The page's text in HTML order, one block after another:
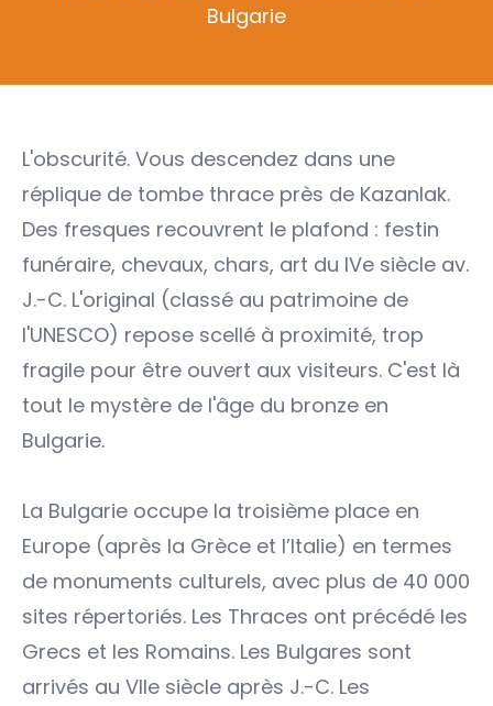
Bulgarie
L'obscurité. Vous descendez dans une
réplique de tombe thrace près de Kazanlak.
Des fresques recouvrent le plafond : festin
funéraire, chevaux, chars, art du IVe siècle av.
J.-C. L'original (classé au patrimoine de
l'UNESCO) repose scellé à proximité, trop
fragile pour être ouvert aux visiteurs. C'est là
tout le mystère de l'âge du bronze en
Bulgarie.
La Bulgarie occupe la troisième place en
Europe (après la Grèce et l’Italie) en termes
de monuments culturels, avec plus de 40 000
sites répertoriés. Les Thraces ont précédé les
Grecs et les Romains. Les Bulgares sont
arrivés au VIIe siècle après J.-C. Les